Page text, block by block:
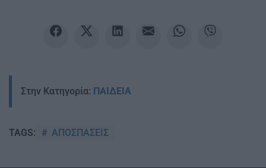
Στην Κατηγορία: ΠΑΙΔΕΙΑ
TAGS: ΑΠΟΣΠΑΣΕΙΣ